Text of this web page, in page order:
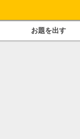
お題を出す